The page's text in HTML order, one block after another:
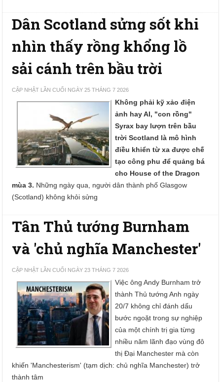
Dân Scotland sửng sốt khi
nhìn thấy rồng khổng lồ
sải cánh trên bầu trời
CẬP NHẬT LẦN CUỐI NGÀY 25 THÁNG 7 2026
Không phải kỹ xảo điện
ảnh hay AI, "con rồng"
Syrax bay lượn trên bầu
trời Scotland là mô hình
điều khiển từ xa được chế
tạo công phu để quảng bá
cho House of the Dragon
mùa 3. Những ngày qua, người dân thành phố Glasgow
(Scotland) không khỏi sửng
Tân Thủ tướng Burnham
và 'chủ nghĩa Manchester'
CẬP NHẬT LẦN CUỐI NGÀY 23 THÁNG 7 2026
Việc ông Andy Burnham trở
thành Thủ tướng Anh ngày
20/7 không chỉ đánh dấu
bước ngoặt trong sự nghiệp
của một chính trị gia từng
nhiều năm lãnh đạo vùng đô
thị Đại Manchester mà còn
khiến 'Manchesterism' (tạm dịch: chủ nghĩa Manchester) trở
thành tâm